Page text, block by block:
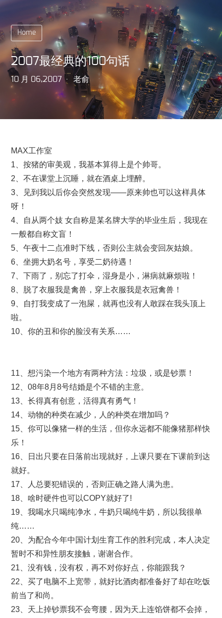
Home
2007最经典的100句话
10 月 06,2007 老俞
MAX工作室
1、按猪的审美观，我基本算得上是个帅哥。
2、不在课堂上沉睡，就在酒桌上埋醉。
3、见到我以后你会突然发现——原来帅也可以这样具体
呀！
4、自从两个妓 女自称是某名牌大学的毕业生后，我现在
一般都自称文盲！
5、午夜十二点准时下线，否则公主就会变回灰姑娘。
6、坐拥大奶名号，享受二奶待遇！
7、下雨了，别忘了打伞，湿身是小，淋病就麻烦啦！
8、脱了衣服我是禽兽，穿上衣服我是衣冠禽兽！
9、自打我变成了一泡屎，就再也没有人敢踩在我头顶上
啦。
10、你的丑和你的脸没有关系……
11、想污染一个地方有两种方法：垃圾，或是钞票！
12、08年8月8号结婚是个不错的主意。
13、长得真有创意，活得真有勇气！
14、动物的种类在减少，人的种类在增加吗？
15、你可以像猪一样的生活，但你永远都不能像猪那样快
乐！
16、日出只要在日落前出现就好，上课只要在下课前到达
就好。
17、人总要犯错误的，否则正确之路人满为患。
18、啥时硬件也可以COPY就好了!
19、我喝水只喝纯净水，牛奶只喝纯牛奶，所以我很单
纯……
20、为配合今年中国计划生育工作的胜利完成，本人决定
暂时不和异性朋友接触，谢谢合作。
21、没有钱，没有权，再不对你好点，你能跟我？
22、买了电脑不上宽带，就好比酒肉都准备好了却在吃饭
前当了和尚。
23、天上掉钞票我不会弯腰，因为天上连馅饼都不会掉，